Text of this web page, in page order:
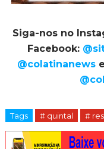
Siga-nos no
Facebook:
@colatinanews
Tags # quintal #